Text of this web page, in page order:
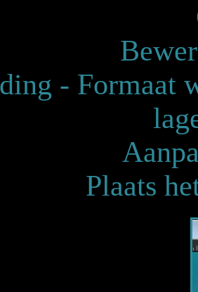
- Formaat
Plaats